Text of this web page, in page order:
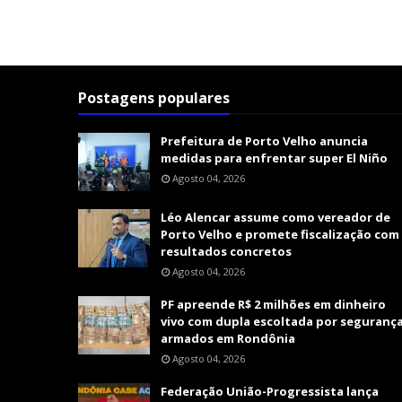
Postagens populares
Prefeitura de Porto Velho anuncia
medidas para enfrentar super El Niño
Agosto 04, 2026
Léo Alencar assume como vereador de
Porto Velho e promete fiscalização com
resultados concretos
Agosto 04, 2026
PF apreende R$ 2 milhões em dinheiro
vivo com dupla escoltada por
armados em Rondônia
Agosto 04, 2026
Federação União-Progressista lança